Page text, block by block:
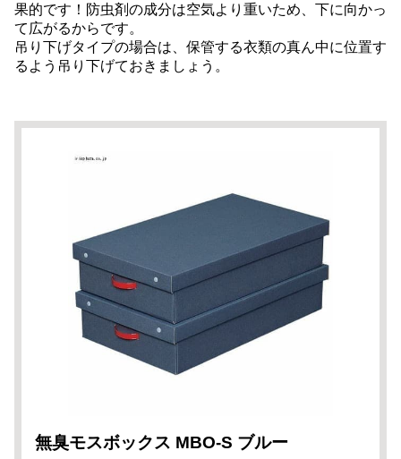
果的です！防虫剤の成分は空気より重いため、下に向かっ
て広がるからです。
吊り下げタイプの場合は、保管する衣類の真ん中に位置す
るよう吊り下げておきましょう。
無臭モスボックス MBO-S ブルー